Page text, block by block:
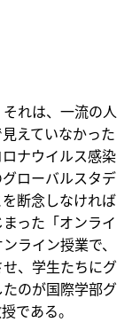
それは、一流の人
えていなかった
ナウイルス感染
ローバルスタデ
断念しなければ
った「オンライ
ライン授業で、
、学生たちにグ
のが国際学部グ
である。